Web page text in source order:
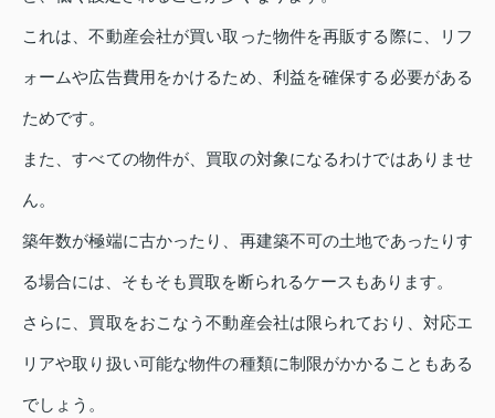
これは、不動産会社が買い取った物件を再販する際に、リフ
ォームや広告費用をかけるため、利益を確保する必要がある
ためです。
また、すべての物件が、買取の対象になるわけではありませ
ん。
築年数が極端に古かったり、再建築不可の土地であったりす
る場合には、そもそも買取を断られるケースもあります。
さらに、買取をおこなう不動産会社は限られており、対応エ
リアや取り扱い可能な物件の種類に制限がかかることもある
でしょう。